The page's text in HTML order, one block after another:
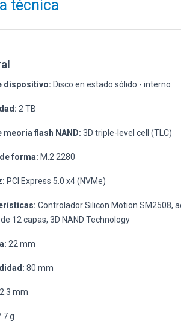
técnica
dispositivo: Disco en estado sólido - interno
2 TB
meoria flash NAND: 3D triple-level cell (TLC)
forma: M.2 2280
PCI Express 5.0 x4 (NVMe)
Controlador Silicon Motion SM2508,
12 capas, 3D NAND Technology
22 mm
80 mm
2.3 mm
g